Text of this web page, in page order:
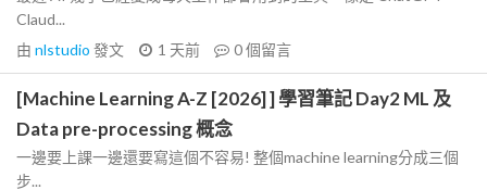
Claud...
由 nlstudio 發文 1 天前 0個留言
[Machine Learning A-Z [2026] ] 學習筆記 Day2 ML 及
Data pre-processing 概念
一邊要上課一邊還要寫這個不容易! 整個machine learning分成三個
步...